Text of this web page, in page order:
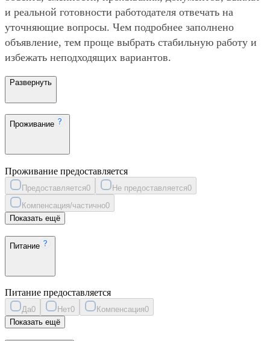
и реальной готовности работодателя отвечать на
уточняющие вопросы. Чем подробнее заполнено
объявление, тем проще выбрать стабильную работу и
избежать неподходящих вариантов.
Развернуть
Проживание
Проживание предоставляется
Предоставляется0 Не предоставляется0
Компенсация/частично0
Показать ещё
Питание
Питание предоставляется
Да0 Нет0 Компенсация0
Показать ещё